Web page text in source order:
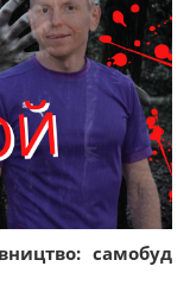
самобуд